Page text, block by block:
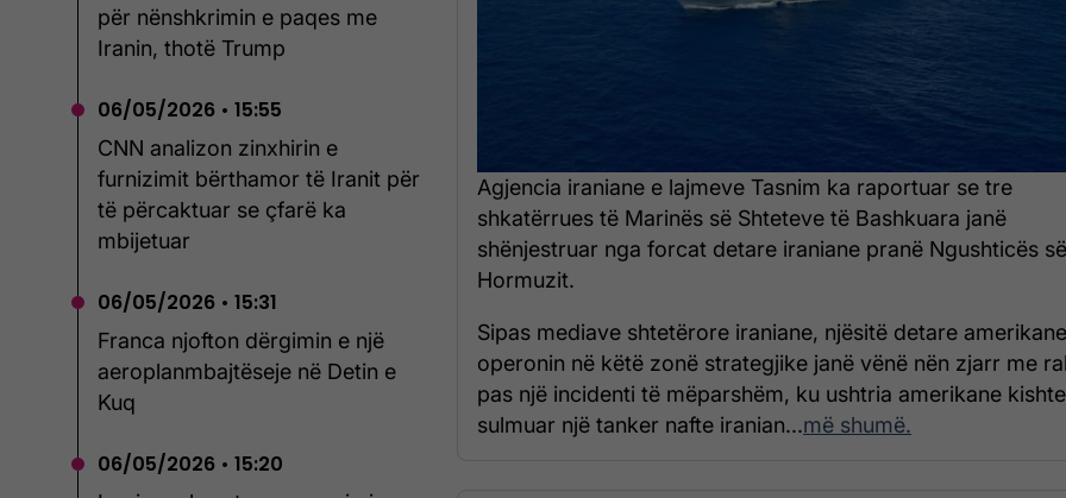
për nënshkrimin e paqes me
Iranin, thotë Trump
06/05/2026 • 15:55
CNN analizon zinxhirin e
furnizimit bërthamor të Iranit për
të përcaktuar se çfarë ka
mbijetuar
06/05/2026 • 15:31
Franca njofton dërgimin e një
aeroplanmbajtëseje në Detin e
Kuq
06/05/2026 • 15:20
Agjencia iraniane e lajmeve Tasnim ka raportuar se tre
shkatërrues të Marinës së Shteteve të Bashkuara janë
shënjestruar nga forcat detare iraniane pranë Ngushticës së
Hormuzit.
Sipas mediave shtetërore iraniane, njësitë detare
operonin në këtë zonë strategjike janë vënë nën zjarr me
pas një incidenti të mëparshëm, ku ushtria amerikane kishte
sulmuar një tanker nafte iranian...më shumë.